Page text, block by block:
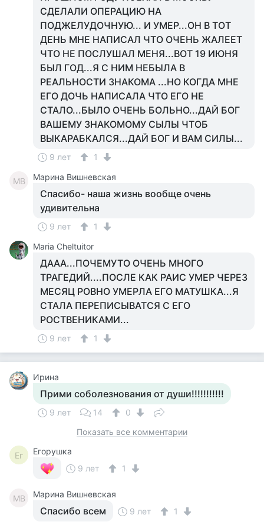
СДЕЛАЛИ ОПЕРАЦИЮ НА
ПОДЖЕЛУДОЧНУЮ... И УМЕР...ОН В ТОТ
ДЕНЬ МНЕ НАПИСАЛ ЧТО ОЧЕНЬ ЖАЛЕЕТ
ЧТО НЕ ПОСЛУШАЛ МЕНЯ...ВОТ 19 ИЮНЯ
БЫЛ ГОД...Я С НИМ НЕБЫЛА В
РЕАЛЬНОСТИ ЗНАКОМА ...НО КОГДА МНЕ
ЕГО ДОЧЬ НАПИСАЛА ЧТО ЕГО НЕ
СТАЛО...БЫЛО ОЧЕНЬ БОЛЬНО...ДАЙ БОГ
ВАШЕМУ ЗНАКОМОМУ СЫЛЫ ЧТОБ
ВЫКАРАБКАЛСЯ...ДАЙ БОГ И ВАМ СИЛЫ...
9 лет 1
МВ Марина Вишневская
Спасибо- наша жизнь вообще очень
удивительна
9 лет
1
Maria Cheltuitor
ДААА...ПОЧЕМУТО ОЧЕНЬ МНОГО
ТРАГЕДИЙ....ПОСЛЕ КАК РАИС УМЕР ЧЕРЕЗ
МЕСЯЦ РОВНО УМЕРЛА ЕГО МАТУШКА...Я
СТАЛА ПЕРЕПИСЫВАТСЯ С ЕГО
РОСТВЕНИКАМИ...
9 лет 1
Ирина
Прими соболезнования от души!!!!!!!!!!!
9 лет 14
0
Показать все комментарии
Ег
Егорушка
9 лет
1
МВ Марина Вишневская
Спасибо всем 9 лет 1